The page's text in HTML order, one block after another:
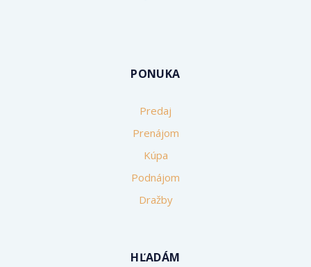
PONUKA
Predaj
Prenájom
Kúpa
Podnájom
Dražby
HĽADÁM